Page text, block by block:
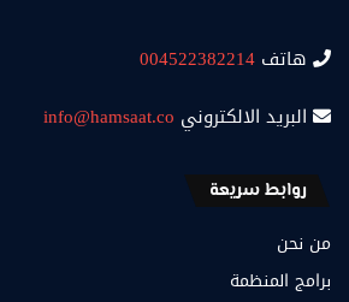
هاتف 004522382214
البريد الالكتروني info@hamsaat.co
روابط سريعة
من نحن
برامج المنظمة